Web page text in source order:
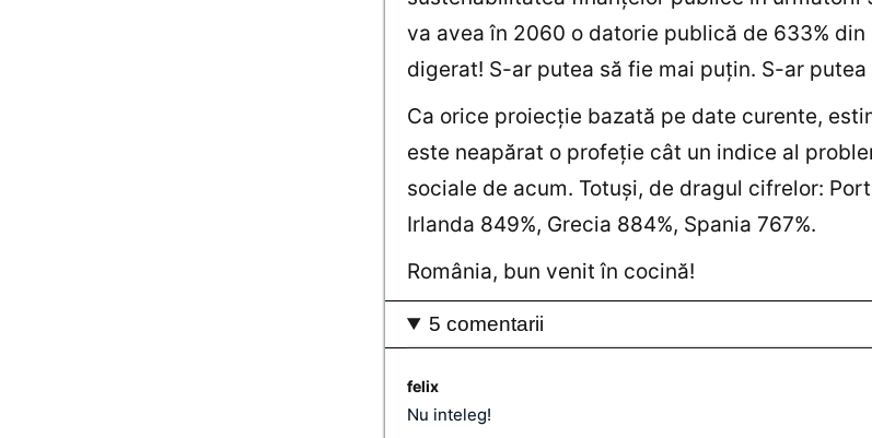
va avea în 2060 o datorie publică de 633% din
digerat! S-ar putea să fie mai puţin. S-ar
Ca orice proiecţie bazată pe date curente,
este neapărat o profeţie cât un indice al
sociale de acum. Totuşi, de dragul cifrelor:
Irlanda 849%, Grecia 884%, Spania 767%.
România, bun venit în cocină!
5 comentarii
felix
Nu inteleg!